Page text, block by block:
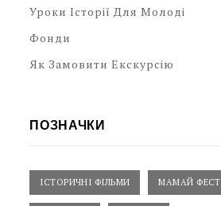
Уроки Історії Для Молоді
Фонди
Як Замовити Екскурсію
ПОЗНАЧКИ
ІСТОРИЧНІ ФІЛЬМИ МАМАЙ ФЕСТ